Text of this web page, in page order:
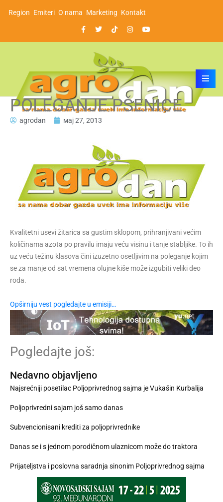
Region Emiteri O nama Marketing Kontakt
POLEGANJE PŠENICE
agrodan мај 27, 2013
Kvalitetni usevi žitarica sa gustim sklopom, prihranjivani većim
količinama azota po pravilu imaju veću visinu i tanje stabljike. To ih
uz veću težinu klasova čini izuzetno osetljivim na poleganje kojim
se za manje od sat vremena olujne kiše može izgubiti veliki deo
roda.
Opširniju vest pogledajte u emisiji…
Pogledajte još:
Nedavno objavljeno
Najsrećniji posetilac Poljoprivrednog sajma je Vukašin Kurbalija
Poljoprivredni sajam još samo danas
Subvencionisani krediti za poljoprivrednike
Danas se i s jednom porodičnom ulaznicom može do traktora
Prijateljstva i poslovna saradnja sinonim Poljoprivrednog sajma